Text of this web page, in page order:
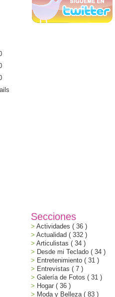
Secciones
Actividades ( 36 )
Actualidad ( 332 )
Articulistas ( 34 )
Desde mi Teclado ( 34 )
Entretenimiento ( 31 )
Entrevistas ( 7 )
Galería de Fotos ( 31 )
Hogar ( 36 )
Moda y Belleza ( 83 )